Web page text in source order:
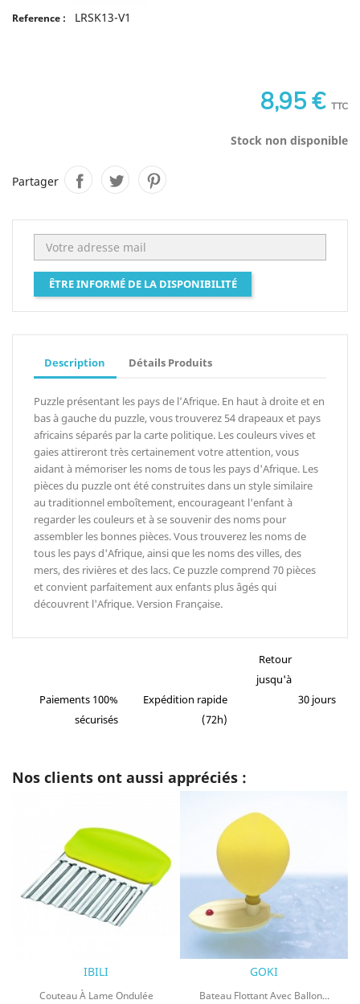
Reference : LRSK13-V1
8,95 € TTC
Stock non disponible
Partager
ÊTRE INFORMÉ DE LA DISPONIBILITÉ
Description Détails Produits
Puzzle présentant les pays de l’Afrique. En haut à droite et en
bas à gauche du puzzle, vous trouverez 54 drapeaux et pays
africains séparés par la carte politique. Les couleurs vives et
gaies attireront très certainement votre attention, vous
aidant à mémoriser les noms de tous les pays d'Afrique. Les
pièces du puzzle ont été construites dans un style similaire
au traditionnel emboîtement, encourageant l'enfant à
regarder les couleurs et à se souvenir des noms pour
assembler les bonnes pièces. Vous trouverez les noms de
tous les pays d'Afrique, ainsi que les noms des villes, des
mers, des rivières et des lacs. Ce puzzle comprend 70 pièces
et convient parfaitement aux enfants plus âgés qui
découvrent l'Afrique. Version Française.
Paiements 100%
sécurisés
Expédition rapide
(72h)
Retour
jusqu'à
30 jours
Nos clients ont aussi appréciés :
IBILI
Couteau À Lame Ondulée
GOKI
Bateau Flottant Avec Ballon...